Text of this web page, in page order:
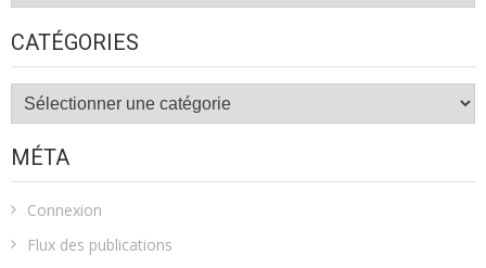
CATÉGORIES
Catégories
MÉTA
Connexion
Flux des publications